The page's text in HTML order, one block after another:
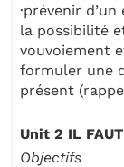
·prévenir
la possibilité
vouvoiement
formuler une
présent
Unit 2 IL
Objectifs